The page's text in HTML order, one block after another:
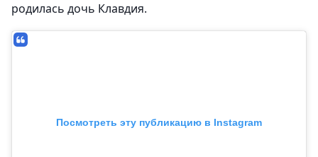
родилась дочь Клавдия.
Посмотреть эту публикацию в Instagram